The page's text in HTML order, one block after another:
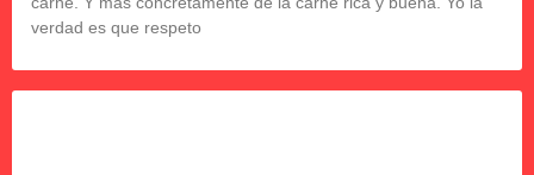
verdad es que respeto